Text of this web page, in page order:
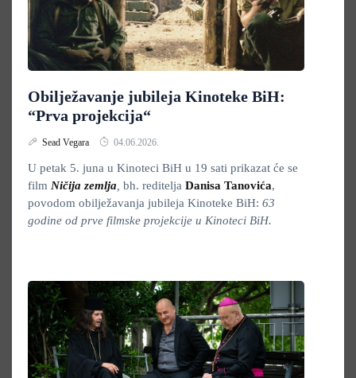
Obilježavanje jubileja Kinoteke BiH:
“Prva projekcija“
Sead Vegara 04.06.2026.
U petak 5. juna u Kinoteci BiH u 19 sati prikazat će se
film Ničija zemlja bh. reditelja Danisa Tanovića,
povodom obilježavanja jubileja Kinoteke BiH: 63
godine od prve filmske projekcije u Kinoteci BiH.